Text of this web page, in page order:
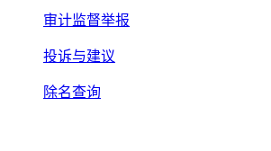
审计监督举报
投诉与建议
除名查询